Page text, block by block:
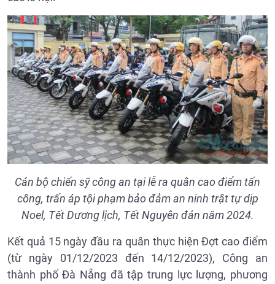
Cán bộ chiến sỹ công an tại lễ ra quân cao điểm tấn
công, trấn áp tội phạm bảo đảm an ninh trật tự dịp
Noel, Tết Dương lịch, Tết Nguyên đán năm 2024.
Kết quả 15 ngày đầu ra quân thực hiện Đợt cao điểm
(từ ngày 01/12/2023 đến 14/12/2023), Công an
thành phố Đà Nẵng đã tập trung lực lượng, phương